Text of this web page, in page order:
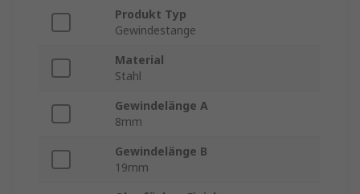
Produkt Typ
Gewindestange
Material
Stahl
Gewindelänge A
8mm
Gewindelänge B
19mm